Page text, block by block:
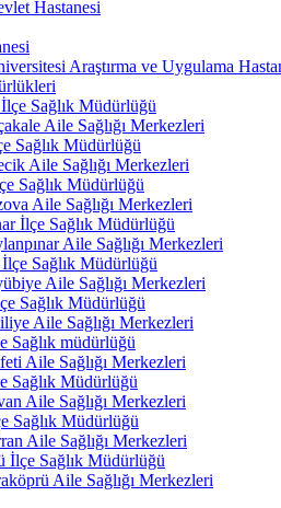
Hastanesi
Araştırma ve Uygulama
Sağlık Müdürlüğü
Aile Sağlığı Merkezleri
Sağlık Müdürlüğü
Aile Sağlığı Merkezleri
Sağlık Müdürlüğü
Aile Sağlığı Merkezleri
İlçe Sağlık Müdürlüğü
Aile Sağlığı Merkezleri
Sağlık Müdürlüğü
Aile Sağlığı Merkezleri
Sağlık Müdürlüğü
Aile Sağlığı Merkezleri
Sağlık müdürlüğü
Aile Sağlığı Merkezleri
Sağlık Müdürlüğü
Aile Sağlığı Merkezleri
Sağlık Müdürlüğü
Aile Sağlığı Merkezleri
İlçe Sağlık Müdürlüğü
Aile Sağlığı Merkezleri